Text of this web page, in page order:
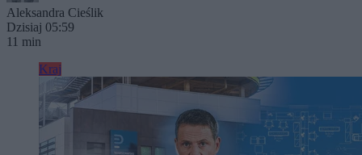
Aleksandra Cieślik
Dzisiaj 05:59
11 min
Kraj